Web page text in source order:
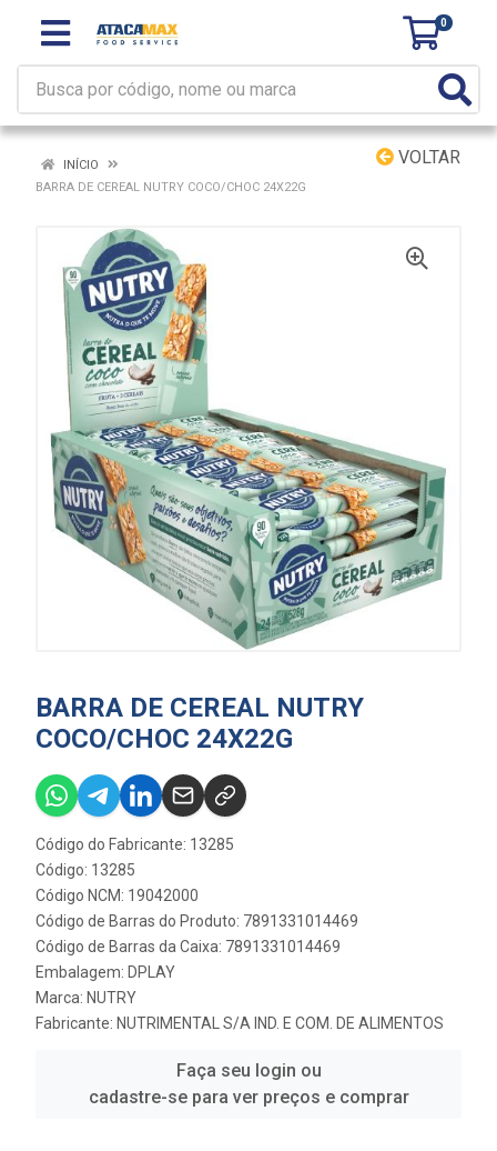
0
VOLTAR
INÍCIO
BARRA DE CEREAL NUTRY COCO/CHOC 24X22G
BARRA DE CEREAL NUTRY
COCO/CHOC 24X22G
Código do Fabricante: 13285
Código: 13285
Código NCM: 19042000
Código de Barras do Produto: 7891331014469
Código de Barras da Caixa: 7891331014469
Embalagem: DPLAY
Marca: NUTRY
Fabricante: NUTRIMENTAL S/A IND. E COM. DE ALIMENTOS
Faça seu login ou
cadastre-se para ver preços e comprar